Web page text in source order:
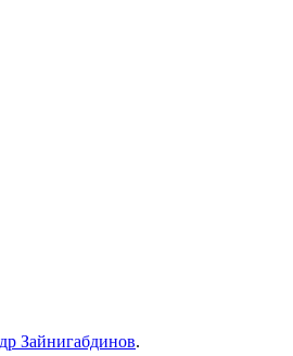
Зайнигабдинов.